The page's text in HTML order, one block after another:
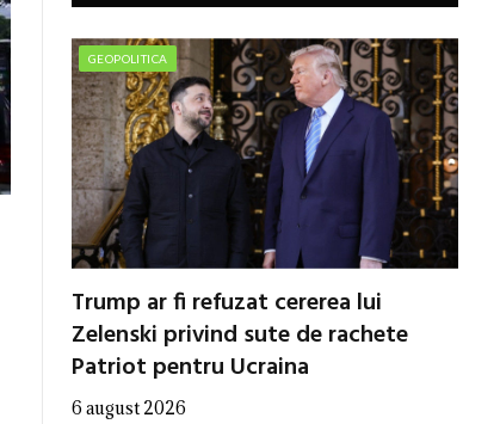
GEOPOLITICA
Trump ar fi refuzat cererea lui
Zelenski privind sute de rachete
Patriot pentru Ucraina
6 august 2026